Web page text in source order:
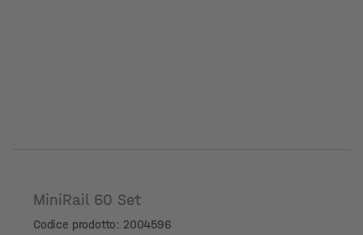
MiniRail 60 Set
Codice prodotto: 2004596